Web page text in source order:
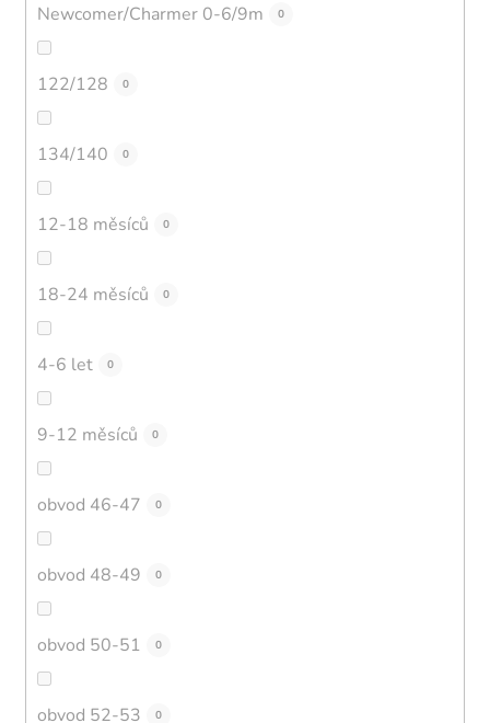
Newcomer/Charmer 0-6/9m 0
122/128 0
134/140 0
12-18 měsíců 0
18-24 měsíců 0
4-6 let 0
9-12 měsíců 0
obvod 46-47 0
obvod 48-49 0
obvod 50-51 0
obvod 52-53 0